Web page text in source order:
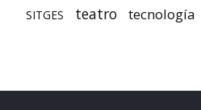
SITGES teatro tecnología